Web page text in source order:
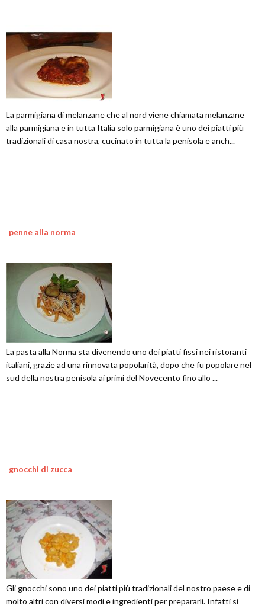
La parmigiana di melanzane che al nord viene chiamata melanzane
alla parmigiana e in tutta Italia solo parmigiana è uno dei piatti più
tradizionali di casa nostra, cucinato in tutta la penisola e anch...
penne alla norma
La pasta alla Norma sta divenendo uno dei piatti fissi nei ristoranti
italiani, grazie ad una rinnovata popolarità, dopo che fu popolare nel
sud della nostra penisola ai primi del Novecento fino allo ...
gnocchi di zucca
Gli gnocchi sono uno dei piatti più tradizionali del nostro paese e di
molto altri con diversi modi e ingredienti per prepararli. Infatti si